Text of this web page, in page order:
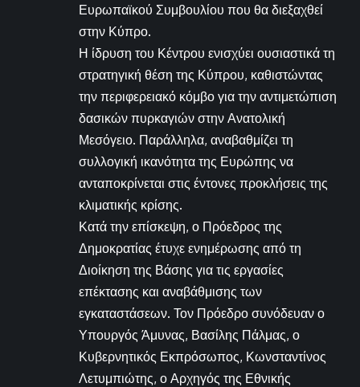
Ευρωπαϊκού Συμβουλίου που θα διεξαχθεί
στην Κύπρο.
Η ίδρυση του Κέντρου ενισχύει ουσιαστικά τη
στρατηγική θέση της Κύπρου, καθιστώντας
την περιφερειακό κόμβο για την αντιμετώπιση
δασικών πυρκαγιών στην Ανατολική
Μεσόγειο. Παράλληλα, αναβαθμίζει τη
συλλογική ικανότητα της Ευρώπης να
ανταποκρίνεται στις έντονες προκλήσεις της
κλιματικής κρίσης.
Κατά την επίσκεψη, ο Πρόεδρος της
Δημοκρατίας έτυχε ενημέρωσης από τη
Διοίκηση της Βάσης για τις εργασίες
επέκτασης και αναβάθμισης των
εγκαταστάσεων. Τον Πρόεδρο συνόδευαν ο
Υπουργός Άμυνας, Βασίλης Πάλμας, ο
Κυβερνητικός Εκπρόσωπος, Κωνσταντίνος
Λετυμπιώτης, ο Αρχηγός της Εθνικής